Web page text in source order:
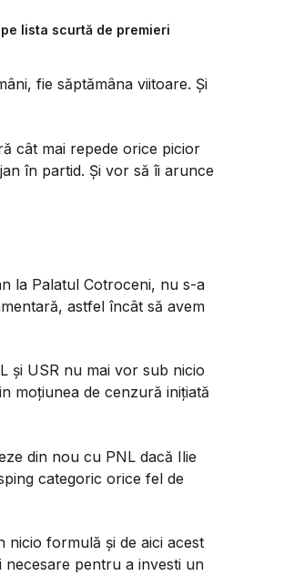
lista scurtă de premieri
fie săptămâna viitoare. Și
cât mai repede orice picior
în partid. Și vor să îi arunce
la Palatul Cotroceni, nu s-a
astfel încât să avem
și USR nu mai vor sub nicio
moțiunea de cenzură inițiată
din nou cu PNL dacă Ilie
categoric orice fel de
nicio formulă și de aici acest
pentru a investi un